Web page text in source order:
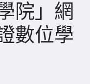
院」網
數位學